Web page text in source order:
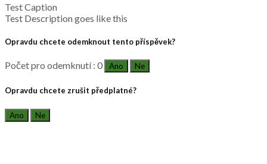
Test Caption
Test Description goes like this
Opravdu chcete odemknout tento příspěvek?
Počet pro odemknutí : 0 Ano Ne
Opravdu chcete zrušit předplatné?
Ano Ne